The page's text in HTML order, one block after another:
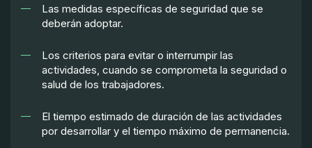
Las medidas específicas de seguridad que se
deberán adoptar.
Los criterios para evitar o interrumpir las
actividades, cuando se comprometa la seguridad o
salud de los trabajadores.
El tiempo estimado de duración de las actividades
por desarrollar y el tiempo máximo de permanencia.